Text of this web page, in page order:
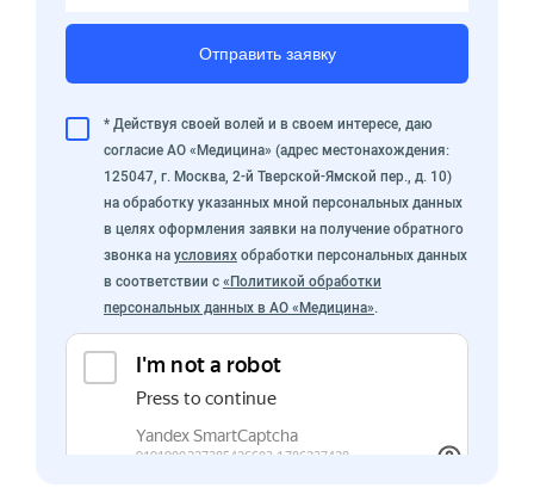
Отправить заявку
* Действуя своей волей и в своем интересе, даю
согласие АО «Медицина» (адрес местонахождения:
125047, г. Москва, 2-й Тверской-Ямской пер., д. 10)
на обработку указанных мной персональных данных
в целях оформления заявки на получение обратного
звонка на условиях обработки персональных данных
в соответствии с «Политикой обработки
персональных данных в АО «Медицина».